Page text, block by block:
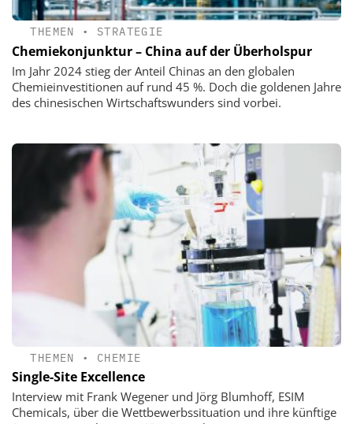
THEMEN • STRATEGIE
Chemiekonjunktur – China auf der Überholspur
Im Jahr 2024 stieg der Anteil Chinas an den globalen
Chemieinvestitionen auf rund 45 %. Doch die goldenen Jahre
des chinesischen Wirtschaftswunders sind vorbei.
THEMEN • CHEMIE
Single-Site Excellence
Interview mit Frank Wegener und Jörg Blumhoff, ESIM
Chemicals, über die Wettbewerbssituation und ihre künftige